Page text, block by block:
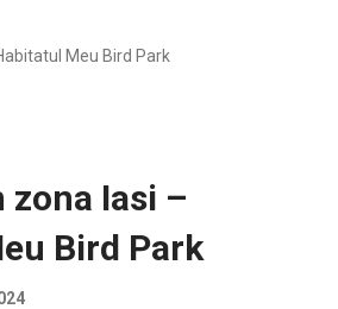
Meu Bird Park
zona Iasi –
Bird Park